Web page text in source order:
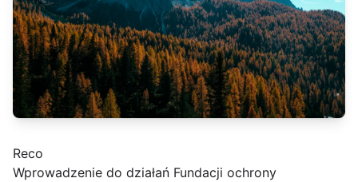
Reco
Wprowadzenie do działań Fundacji ochrony